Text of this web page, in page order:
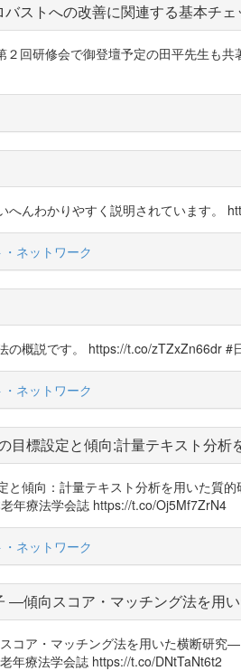
ストへの改善に関連する基本チ
回研修会で御登壇予定の田平先生も共
んわかりやすく説明されています。
・ネットワーク
の概説です。 https://t.co/zTZxZn66dr #
・ネットワーク
目標設定と傾向:計量テキスト分析
傾向：計量テキスト分析を用いた質
年療法学会誌 https://t.co/Oj5Mf7ZrN4
・ネットワーク
―傾向スコア・マッチング法を用
コア・マッチング法を用いた横断研
年療法学会誌 https://t.co/DNtTaNt6t2